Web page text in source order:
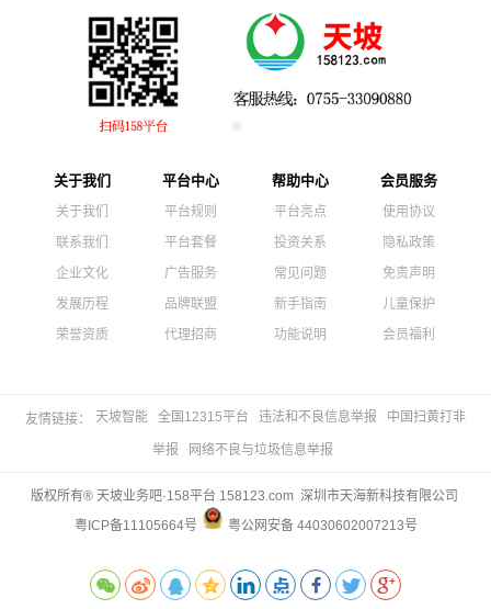
关于我们
关于我们
联系我们
企业文化
发展历程
荣誉资质
平台中心
平台规则
平台套餐
广告服务
品牌联盟
代理招商
帮助中心
平台亮点
投资关系
常见问题
新手指南
功能说明
会员服务
使用协议
隐私政策
免责声明
儿童保护
会员福利
友情链接： 天坡智能 全国12315平台 违法和不良信息举报 中国扫黄打非
举报 网络不良与垃圾信息举报
版权所有® 天坡业务吧·158平台 158123.com 深圳市天海新科技有限公司
粤ICP备11105664号
粤公网安备 44030602007213号